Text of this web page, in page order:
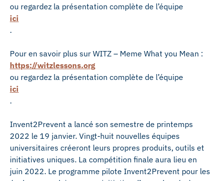
ou regardez la présentation complète de l’équipe
ici
.
Pour en savoir plus sur WITZ – Meme What you Mean :
https://witzlessons.org
ou regardez la présentation complète de l’équipe
ici
.
Invent2Prevent a lancé son semestre de printemps
2022 le 19 janvier. Vingt-huit nouvelles équipes
universitaires créeront leurs propres produits, outils et
initiatives uniques. La compétition finale aura lieu en
juin 2022. Le programme pilote Invent2Prevent pour les